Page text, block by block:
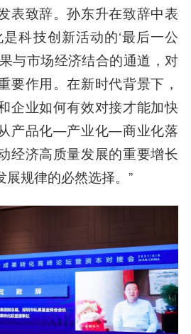
表致辞。孙东升在致辞中表
科技创新活动的‘最后一公
与市场经济结合的通道，对
要作用。在新时代背景下，
企业如何有效对接才能加快
产品化—产业化—商业化落
经济高质量发展的重要增长
规律的必然选择。”